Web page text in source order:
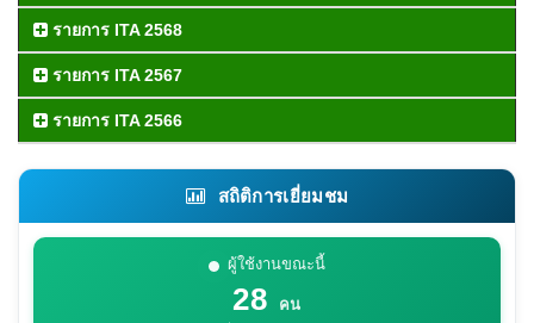
รายการ ITA 2568
รายการ ITA 2567
รายการ ITA 2566
สถิติการเยี่ยมชม
ผู้ใช้งานขณะนี้
28 คน